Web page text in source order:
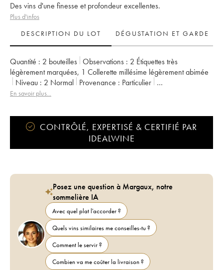
Des vins d'une finesse et profondeur excellentes.
Plus d'infos
DESCRIPTION DU LOT
DÉGUSTATION ET GARDE
Quantité : 2 bouteilles Observations : 2 Étiquettes très
légèrement marquées, 1 Collerette millésime légèrement abimée
Niveau : 2 Normal Provenance : particulier
TVA récupérable :
En savoir plus...
CONTRÔLÉ, EXPERTISÉ & CERTIFIÉ PAR
IDEALWINE
Posez une question à Margaux, notre
sommelière IA
Avec quel plat l'accorder ?
Quels vins similaires me conseilles-tu ?
Comment le servir ?
Combien va me coûter la livraison ?